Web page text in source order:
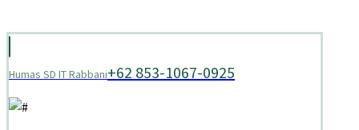
Humas SD IT Rabbani+62 853-1067-0925